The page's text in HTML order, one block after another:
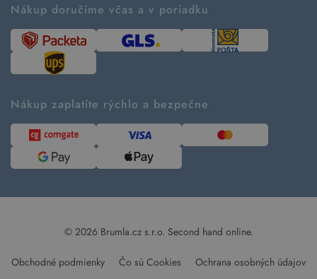
Návod ako nakupovať
Tabuľka veľkostí
Predávané značky
Kontakt
Ako tvoríme second hand
Časté otázky
Kde pomáhame
Udržateľnosť
Blog
Pre médiá
Nákup doručíme včas a v poriadku
Nákup zaplatíte rýchlo a bezpečne
© 2026 Brumla.cz s.r.o. Second hand online.
Obchodné podmienky Čo sú Cookies Ochrana osobných údajov